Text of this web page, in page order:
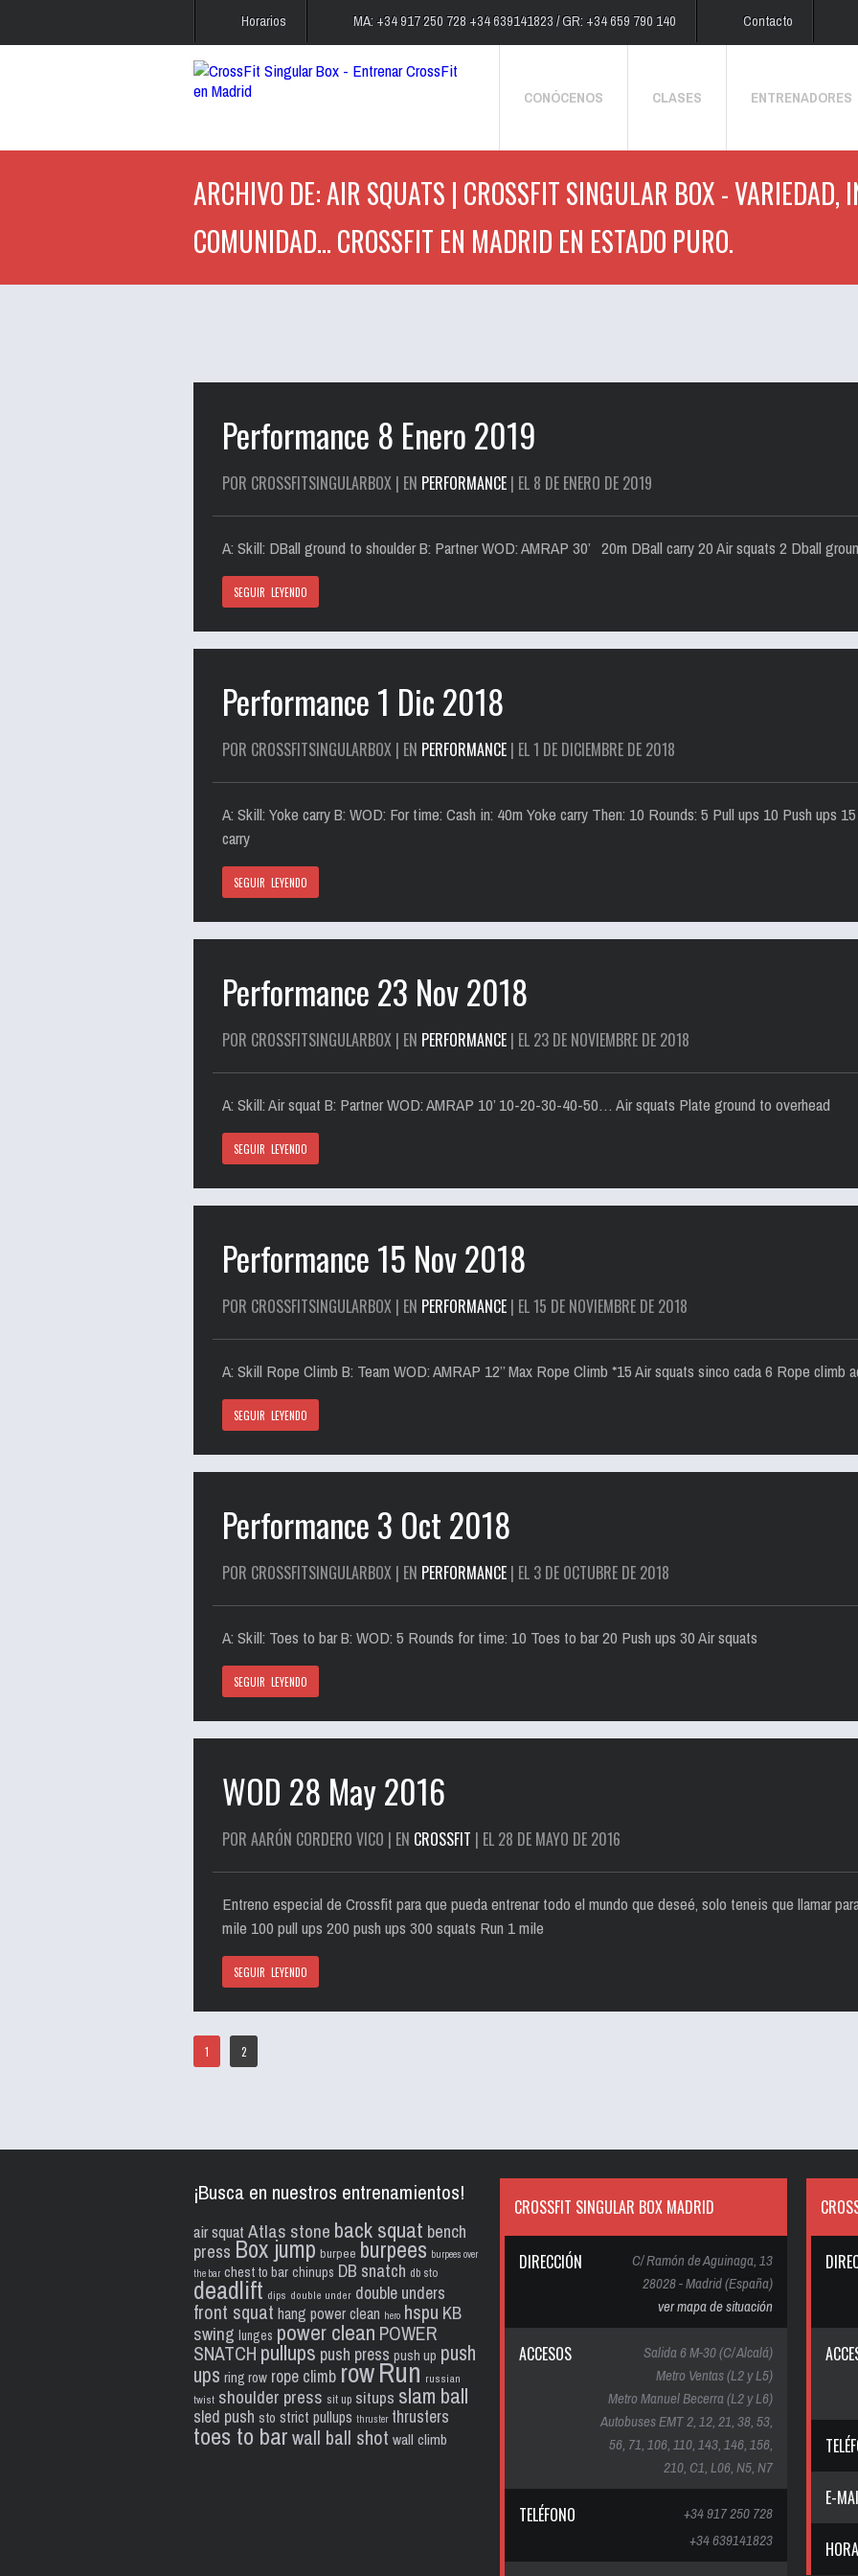
Horarios MA: +34 917 250 728 +34 639141823 / GR: +34 659 790 140 Contacto
CONÓCENOS CLASES ENTRENADORES
ARCHIVO DE: AIR SQUATS | CROSSFIT SINGULAR BOX - VARIEDAD,
COMUNIDAD... CROSSFIT EN MADRID EN ESTADO PURO.
Performance 8 Enero 2019
POR CROSSFITSINGULARBOX | EN PERFORMANCE | EL 8 DE ENERO DE 2019
A: Skill: DBall ground to shoulder B: Partner WOD: AMRAP 30’ 20m DBall carry 20 Air squats 2 Dball
SEGUIR LEYENDO
Performance 1 Dic 2018
POR CROSSFITSINGULARBOX | EN PERFORMANCE | EL 1 DE DICIEMBRE DE 2018
A: Skill: Yoke carry B: WOD: For time: Cash in: 40m Yoke carry Then: 10 Rounds: 5 Pull ups 10 Push ups
carry
SEGUIR LEYENDO
Performance 23 Nov 2018
POR CROSSFITSINGULARBOX | EN PERFORMANCE | EL 23 DE NOVIEMBRE DE 2018
A: Skill: Air squat B: Partner WOD: AMRAP 10’ 10-20-30-40-50… Air squats Plate ground to overhead
SEGUIR LEYENDO
Performance 15 Nov 2018
POR CROSSFITSINGULARBOX | EN PERFORMANCE | EL 15 DE NOVIEMBRE DE 2018
A: Skill Rope Climb B: Team WOD: AMRAP 12’’ Max Rope Climb *15 Air squats sinco cada 6 Rope climb
SEGUIR LEYENDO
Performance 3 Oct 2018
POR CROSSFITSINGULARBOX | EN PERFORMANCE | EL 3 DE OCTUBRE DE 2018
A: Skill: Toes to bar B: WOD: 5 Rounds for time: 10 Toes to bar 20 Push ups 30 Air squats
SEGUIR LEYENDO
WOD 28 May 2016
POR AARÓN CORDERO VICO | EN CROSSFIT | EL 28 DE MAYO DE 2016
Entreno especial de Crossfit para que pueda entrenar todo el mundo que deseé, solo teneis que llamar
mile 100 pull ups 200 push ups 300 squats Run 1 mile
SEGUIR LEYENDO
1 2
¡Busca en nuestros entrenamientos!
air squat Atlas stone back squat bench
press Box jump burpee burpees burpees over
the bar chest to bar chinups DB snatch db sto
deadlift dips double under double unders
front squat hang power clean hero hspu KB
swing lunges power clean POWER
SNATCH pullups push press push up push
ups ring row rope climb rowRun russian
twist shoulder press sit up situps slam ball
sled push sto strict pullups thruster thrusters
toes to barwall ball shot wall climb
CROSSFIT SINGULAR BOX MADRID
DIRECCIÓN
C/ Ramón de Aguinaga, 13
28028 - Madrid (España)
ver mapa de situación
ACCESOS
Salida 6 M-30 (C/ Alcalá)
Metro Ventas (L2 y L5)
Metro Manuel Becerra (L2 y L6)
Autobuses EMT 2, 12, 21, 38, 53,
56, 71, 106, 110, 143, 146, 156,
210, C1, L06, N5, N7
TELÉFONO
+34 917 250 728
+34 639141823
E-